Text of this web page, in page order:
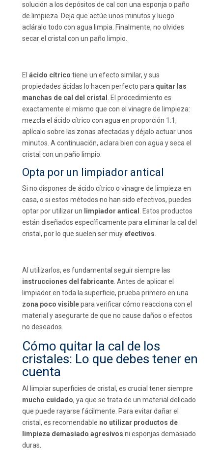
solución a los depósitos de cal con una esponja o paño
de limpieza. Deja que actúe unos minutos y luego
acláralo todo con agua limpia. Finalmente, no olvides
secar el cristal con un paño limpio.
El ácido cítrico tiene un efecto similar, y sus
propiedades ácidas lo hacen perfecto para quitar las
manchas de cal del cristal
. El procedimiento es
exactamente el mismo que con el vinagre de limpieza:
mezcla el ácido cítrico con agua en proporción 1:1,
aplícalo sobre las zonas afectadas y déjalo actuar unos
minutos. A continuación, aclara bien con agua y seca el
cristal con un paño limpio.
Opta por un limpiador antical
Si no dispones de ácido cítrico o vinagre de limpieza en
casa, o si estos métodos no han sido efectivos, puedes
optar por utilizar un limpiador antical
. Estos productos
están diseñados específicamente para eliminar la cal del
cristal, por lo que suelen ser muy efectivos
Al utilizarlos, es fundamental seguir siempre las
instrucciones del fabricante. Antes de aplicar el
limpiador en toda la superficie, prueba primero en una
zona poco visiblepara verificar cómo reacciona con el
material y asegurarte de que no cause daños o efectos
no deseados.
Cómo quitar la cal de los
cristales: Lo que debes tener en
cuenta
Al limpiar superficies de cristal, es crucial tener siempre
mucho cuidado, ya que se trata de un material delicado
que puede rayarse fácilmente. Para evitar dañar el
cristal, es recomendable no utilizar productos de
limpieza demasiado agresivos ni esponjas demasiado
duras.